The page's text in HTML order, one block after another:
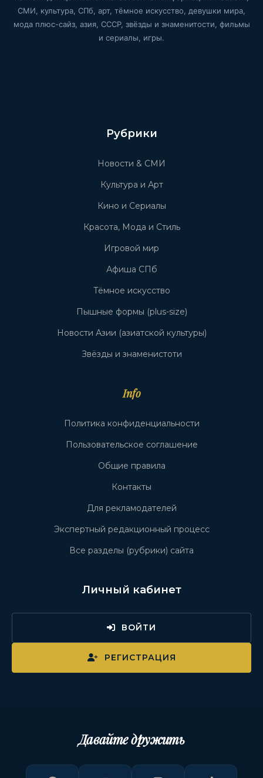
СМИ, культура, СПб, арт, тёмное искусство, девушки мира,
мода плюс-сайз, азия, СССР, звёзды и знаменитости, фильмы
и сериалы, игры.
Рубрики
Новости & СМИ
Культура и Арт
Кино и Сериалы
Красота, Мода и Стиль
Игровой мир
Афиша СПб
Тёмное искусство
Пышные формы (plus-size)
Новости Азии (азиатской культуры)
Звёзды и знаменистоти
Info
Политика конфиденциальности
Пользовательское соглашение
Общие правила
Контакты
Для рекламодателей
Экспертный редакционный процесс
Все разделы (рубрики) сайта
Личный кабинет
ВОЙТИ
РЕГИСТРАЦИЯ
Давайте дружить